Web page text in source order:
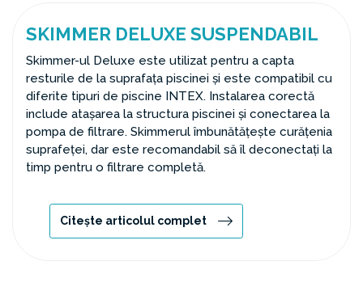
SKIMMER DELUXE SUSPENDABIL
Skimmer-ul Deluxe este utilizat pentru a capta
resturile de la suprafața piscinei și este compatibil cu
diferite tipuri de piscine INTEX. Instalarea corectă
include atașarea la structura piscinei și conectarea la
pompa de filtrare. Skimmerul îmbunătățește curățenia
suprafeței, dar este recomandabil să îl deconectați la
timp pentru o filtrare completă.
Citește articolul complet